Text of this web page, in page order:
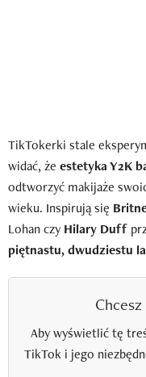
TikTokerki stale
widać, że estetyka Y2K
odtworzyć makijaże
wieku. Inspirują się
Lohan czy Hilary Duff
piętnastu, dwudziestu
Aby wyświetlić tę
TikTok i jego